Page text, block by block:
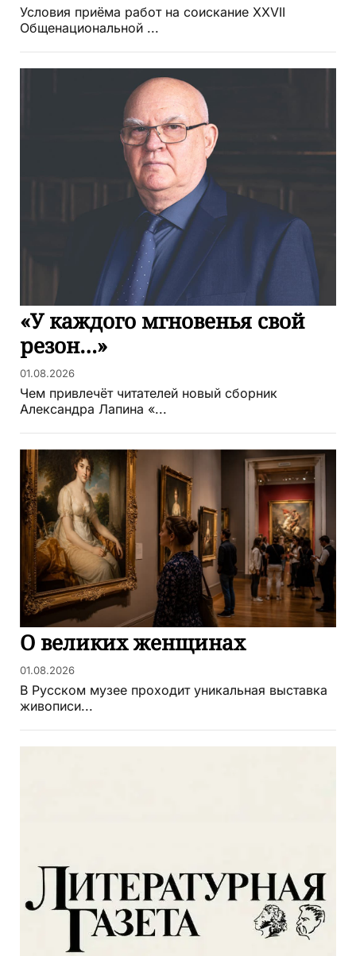
Условия приёма работ на соискание XXVII
Общенациональной ...
«У каждого мгновенья свой
резон…»
01.08.2026
Чем привлечёт читателей новый сборник
Александра Лапина «...
О великих женщинах
01.08.2026
В Русском музее проходит уникальная выставка
живописи...